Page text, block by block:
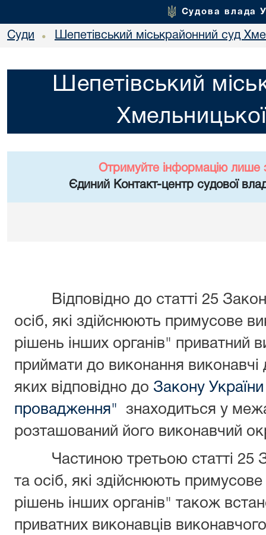
Судова влада
Суди • Шепетівський міськрайонний суд
Шепетівський
Отримуйте інформацію лише
Єдиний Контакт-центр судової
Відповідно до статті 25
осіб, які здійснюють примусове
рішень інших органів" приватний
приймати до виконання
яких відповідно до Закону
провадження" знаходиться у
розташований його виконавчий
Частиною третьою статті 25
та осіб, які здійснюють
рішень інших органів" також
приватних виконавців виконавчого